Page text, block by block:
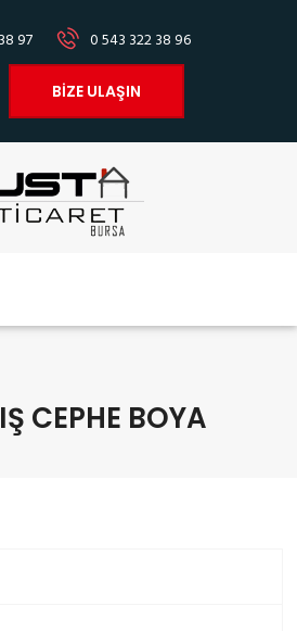
97 0 543 322 38 96
BİZE ULAŞIN
CEPHE BOYA